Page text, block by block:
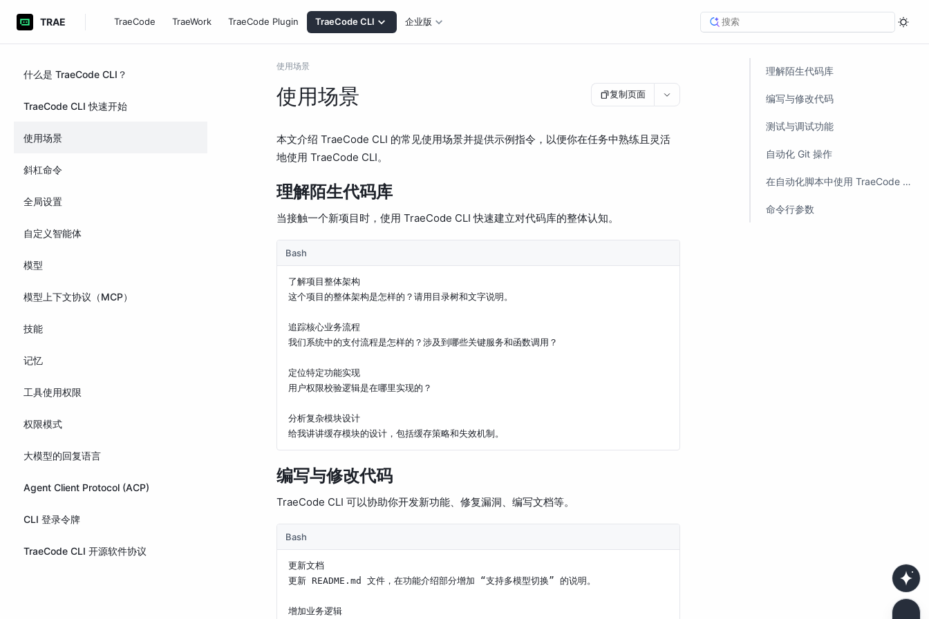
TRAE TraeCode TraeWork TraeCode Plugin TraeCode CLI 企业版
什么是 TraeCode CLI？
TraeCode CLI 快速开始
使用场景
斜杠命令
全局设置
自定义智能体
模型
模型上下文协议（MCP）
技能
记忆
工具使用权限
权限模式
大模型的回复语言
Agent Client Protocol (ACP)
CLI 登录令牌
TraeCode CLI 开源软件协议
使用场景
使用场景 复制页面
本文介绍 TraeCode CLI 的常见使用场景并提供示例指令，以便你在任务中熟练且灵活
地使用 TraeCode CLI。
理解陌生代码库
当接触一个新项目时，使用 TraeCode CLI 快速建立对代码库的整体认知。
Bash
了解项目整体架构
这个项目的整体架构是怎样的？请用目录树和文字说明。
追踪核心业务流程
我们系统中的支付流程是怎样的？涉及到哪些关键服务和函数调用？
定位特定功能实现
用户权限校验逻辑是在哪里实现的？
分析复杂模块设计
编写与修改代码
TraeCode CLI 可以协助你开发新功能、修复漏洞、编写文档等。
Bash
更新文档
更新 README.md 文件，在功能介绍部分增加 “支持多模型切换” 的说明。
增加业务逻辑
理解陌生代码库
编写与修改代码
测试与调试功能
自动化 Git 操作
在自动化脚本中使用 TraeCode CLI
命令行参数